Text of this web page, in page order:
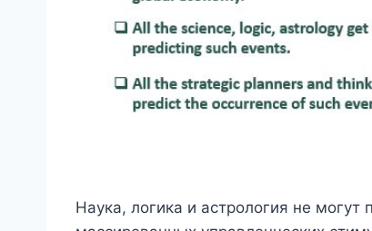
Наука, логика и астрология не могут